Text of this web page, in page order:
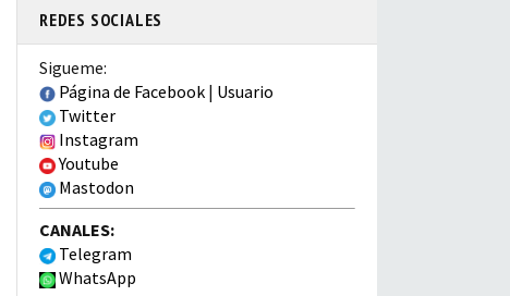
REDES SOCIALES
Sigueme:
Página de Facebook | Usuario
Twitter
Instagram
Youtube
Mastodon
CANALES:
Telegram
WhatsApp